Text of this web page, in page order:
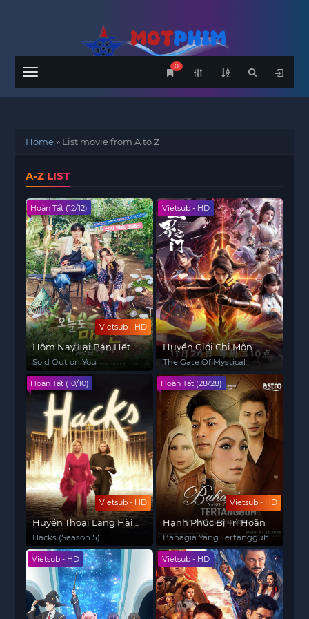
Menu
0
Home» List movie from A to Z
A-Z LIST
Vietsub - HD
Hoàn Tất (12/12)
Hôm Nay Lại Bán Hết
Sold Out on You
Vietsub - HD
Huyền Giới Chi Môn
The Gate Of Mystical
Realm
Vietsub - HD
Hoàn Tất (10/10)
Huyền Thoại Làng Hài
(Phần 5)
Hacks (Season 5)
Vietsub - HD
Hoàn Tất (28/28)
Hạnh Phúc Bị Trì Hoãn
Bahagia Yang Tertangguh
Vietsub - HD Vietsub - HD